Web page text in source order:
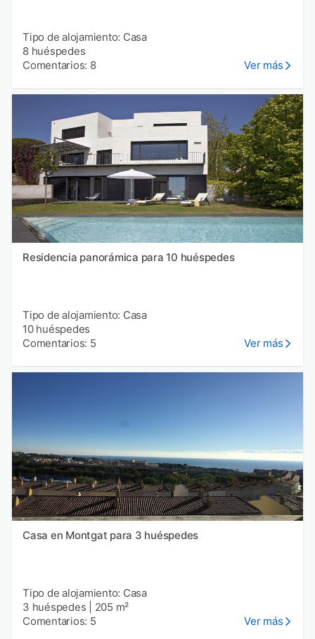
Tipo de alojamiento: Casa
8 huéspedes
Comentarios: 8
Ver más
Residencia panorámica para 10 huéspedes
Tipo de alojamiento: Casa
10 huéspedes
Comentarios: 5
Ver más
Casa en Montgat para 3 huéspedes
Tipo de alojamiento: Casa
3 huéspedes
205 m²
Comentarios: 5
Ver más